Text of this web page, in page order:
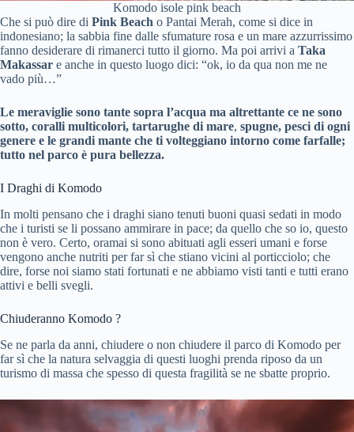
Komodo isole pink beach
Che si può dire di Pink Beach o Pantai Merah, come si dice in
indonesiano; la sabbia fine dalle sfumature rosa e un mare azzurrissimo
fanno desiderare di rimanerci tutto il giorno. Ma poi arrivi a Taka
Makassar e anche in questo luogo dici: “ok, io da qua non me ne
vado più…”
Le meraviglie sono tante sopra l’acqua ma altrettante ce ne sono
sotto, coralli multicolori, tartarughe di mare, spugne, pesci di ogni
genere e le grandi mante che ti volteggiano intorno come farfalle;
tutto nel parco è pura bellezza.
I Draghi di Komodo
In molti pensano che i draghi siano tenuti buoni quasi sedati in modo
che i turisti se li possano ammirare in pace; da quello che so io, questo
non è vero. Certo, oramai si sono abituati agli esseri umani e forse
vengono anche nutriti per far sì che stiano vicini al porticciolo; che
dire, forse noi siamo stati fortunati e ne abbiamo visti tanti e tutti erano
attivi e belli svegli.
Chiuderanno Komodo ?
Se ne parla da anni, chiudere o non chiudere il parco di Komodo per
far sì che la natura selvaggia di questi luoghi prenda riposo da un
turismo di massa che spesso di questa fragilità se ne sbatte proprio.